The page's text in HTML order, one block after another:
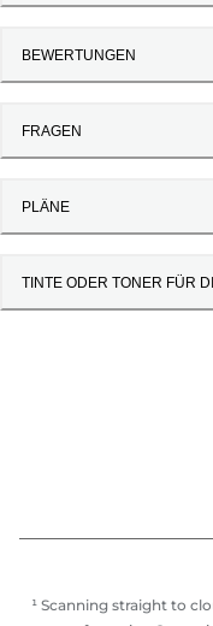
BEWERTUNGEN
FRAGEN
PLÄNE
TINTE ODER TONER FÜR
¹ Scanning straight to